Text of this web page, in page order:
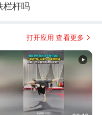
栏杆吗
打开应用 查看更多